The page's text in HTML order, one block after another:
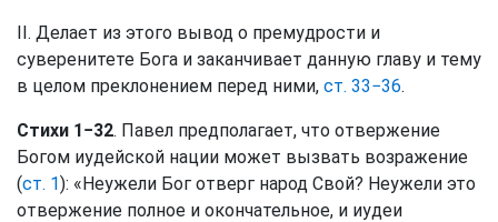
II. Делает из этого вывод о премудрости и
суверенитете Бога и заканчивает данную главу и тему
в целом преклонением перед ними, ст. 33−36.
Стихи 1−32. Павел предполагает, что отвержение
Богом иудейской нации может вызвать возражение
(ст. 1): «Неужели Бог отверг народ Свой? Неужели это
отвержение полное и окончательное, и иудеи